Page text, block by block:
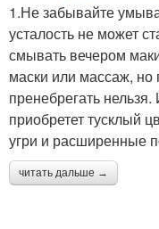
1.Не забывайте
усталость не может
смывать вечером
маски или массаж,
пренебрегать
приобретет тусклый
угри и расширенные
читать дальше →